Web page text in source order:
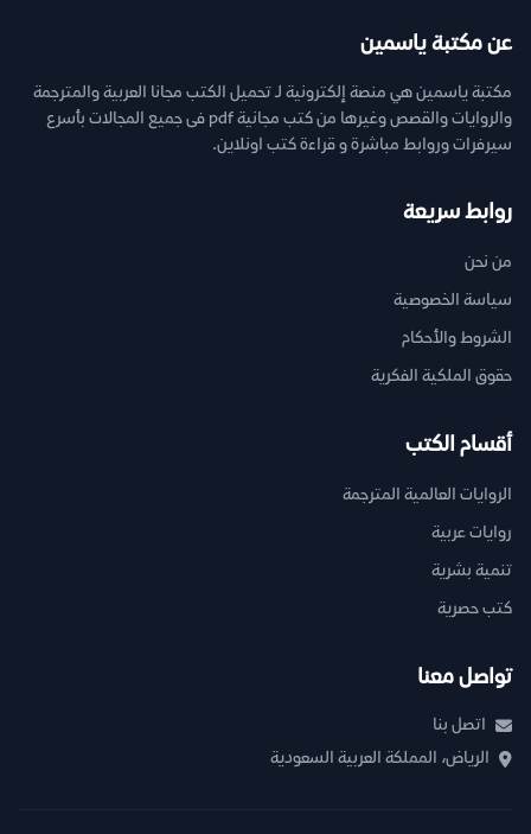
عن مكتبة ياسمين
مكتبة ياسمين هي منصة إلكترونية لـ تحميل الكتب مجانا العربية والمترجمة
والروايات والقصص وغيرها من كتب مجانية pdf فى جميع المجالات بأسرع
سيرفرات وروابط مباشرة و قراءة كتب اونلاين.
روابط سريعة
من نحن
سياسة الخصوصية
الشروط والأحكام
حقوق الملكية الفكرية
أقسام الكتب
الروايات العالمية المترجمة
روايات عربية
تنمية بشرية
كتب حصرية
تواصل معنا
اتصل بنا
الرياض، المملكة العربية السعودية